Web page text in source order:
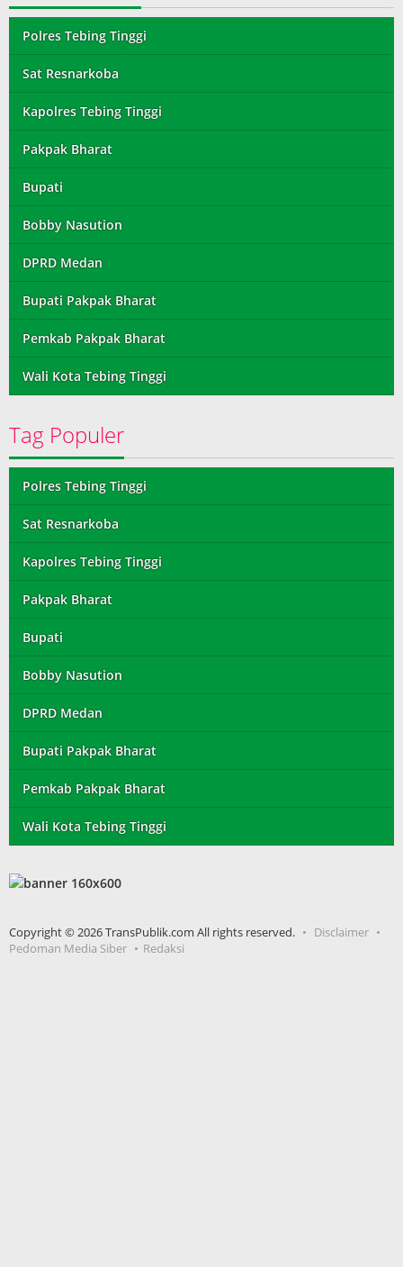
Polres Tebing Tinggi
Sat Resnarkoba
Kapolres Tebing Tinggi
Pakpak Bharat
Bupati
Bobby Nasution
DPRD Medan
Bupati Pakpak Bharat
Pemkab Pakpak Bharat
Wali Kota Tebing Tinggi
Tag Populer
Polres Tebing Tinggi
Sat Resnarkoba
Kapolres Tebing Tinggi
Pakpak Bharat
Bupati
Bobby Nasution
DPRD Medan
Bupati Pakpak Bharat
Pemkab Pakpak Bharat
Wali Kota Tebing Tinggi
Copyright © 2026 TransPublik.com All rights reserved.
Disclaimer
Pedoman Media Siber
Redaksi